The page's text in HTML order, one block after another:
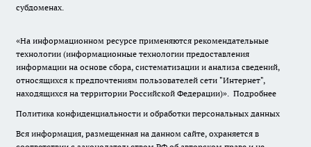
субдоменах.
«На информационном ресурсе применяются рекомендательные
технологии (информационные технологии предоставления
информации на основе сбора, систематизации и анализа сведений,
относящихся к предпочтениям пользователей сети "Интернет",
находящихся на территории Российской Федерации)». Подробнее
Политика конфиденциальности и обработки персональных данных
Вся информация, размещенная на данном сайте, охраняется в